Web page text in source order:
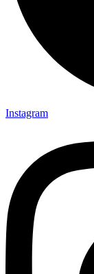
Instagram